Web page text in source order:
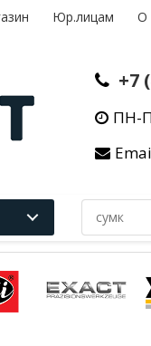
Юр.лицам О
+7
ПН-